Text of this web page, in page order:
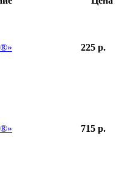
225 р.
715 р.